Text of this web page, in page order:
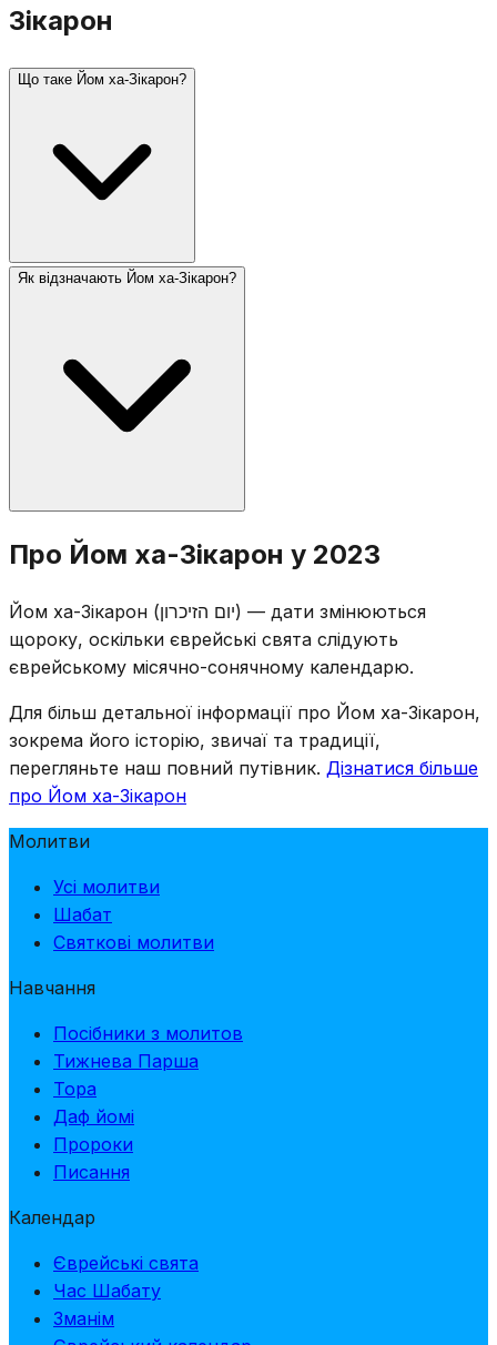
Зікарон
Що таке Йом ха-Зікарон?
Одновхилинна сирена лунає о 20:00 напередодні, а
дводвихлинна — о 11:00 наступного дня, протягом
якої вся країна стоїть у тиші.
Як відзначають Йом ха-Зікарон?
Поминальні церемонії проводяться на військових
цвинтарях по всьому Ізраїлю, і родини відвідують
могили загиблих солдатів. Розважальні заклади
закриті за законом, а телебачення та радіо
транслюють поминальні програми. День
відзначається урочистими зборами, зачитуванням
імен загиблих та запалюванням поминальних свічок.
Про Йом ха-Зікарон у 2023
Йом ха-Зікарон (יום הזיכרון) — дати змінюються
щороку, оскільки єврейські свята слідують
єврейському місячно-сонячному календарю.
Для більш детальної інформації про Йом ха-Зікарон,
зокрема його історію, звичаї та традиції,
перегляньте наш повний путівник. Дізнатися більше
про Йом ха-Зікарон
Молитви
Усі молитви
Шабат
Святкові молитви
Навчання
Посібники з молитов
Тижнева Парша
Тора
Даф йомі
Пророки
Писання
Календар
Єврейські свята
Час Шабату
Зманім